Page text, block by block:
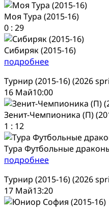
Моя Тура (2015-16)
0 : 29
Сибиряк (2015-16)
подробнее
Турнир (2015-16) (2026
16 Май10:00
Зенит-Чемпионика (П)
1 : 12
Тура Футбольные
подробнее
Турнир (2015-16) (2026
17 Май13:20